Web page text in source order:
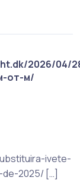
2026/04/
от-м/
ivete-
2025/ […]